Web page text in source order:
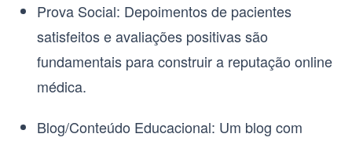
Prova Social: Depoimentos de pacientes
satisfeitos e avaliações positivas são
fundamentais para construir a reputação online
médica.
Blog/Conteúdo Educacional: Um blog com